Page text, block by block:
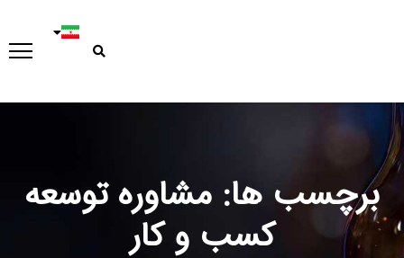
Type and hit enter
برچسب ها: مشاوره توسعه
کسب و کار